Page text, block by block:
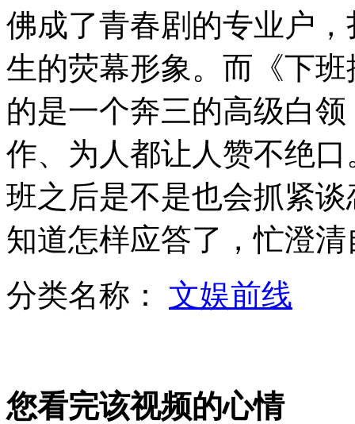
实拍蒙面汉3分钟打劫金铺百万金饰
山西运城恶犬咬伤多人 警民合力深夜将其击毙
无痛分娩是否安全 医生回应
外交部：反对强权政治霸凌主义
佛成了青春剧的专业户
生的荧幕形象。而《下
的是一个奔三的高级白
作、为人都让人赞不绝
班之后是不是也会抓紧
知道怎样应答了，忙澄
分类名称： 文娱前线
您看完该视频的心情